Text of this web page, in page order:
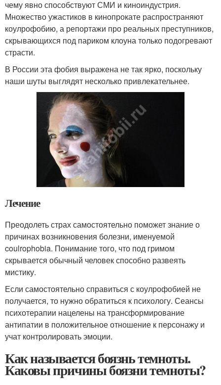
чему явно способствуют СМИ и киноиндустрия.
Множество ужастиков в кинопрокате распространяют
коулрофобию, а репортажи про реальных преступников,
скрывающихся под париком клоуна только подогревают
страсти.
В России эта фобия выражена не так ярко, поскольку
наши шуты выглядят несколько привлекательнее.
Лечение
Преодолеть страх самостоятельно поможет знание о
причинах возникновения болезни, именуемой
coulrophobia. Понимание того, что под гримом
скрывается обычный человек способно развеять
мистику.
Если самостоятельно справиться с коулрофобией не
получается, то нужно обратиться к психологу. Сеансы
психотерапии нацелены на трансформирование
антипатии в положительное отношение к персонажу и
учат контролировать эмоции.
Как называется боязнь темноты.
Каковы причины боязни темноты?